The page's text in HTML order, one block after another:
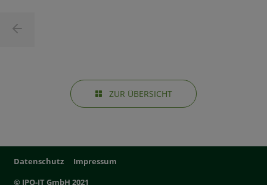
ZUR ÜBERSICHT
Datenschutz
Impressum
© IPO-IT GmbH 2021